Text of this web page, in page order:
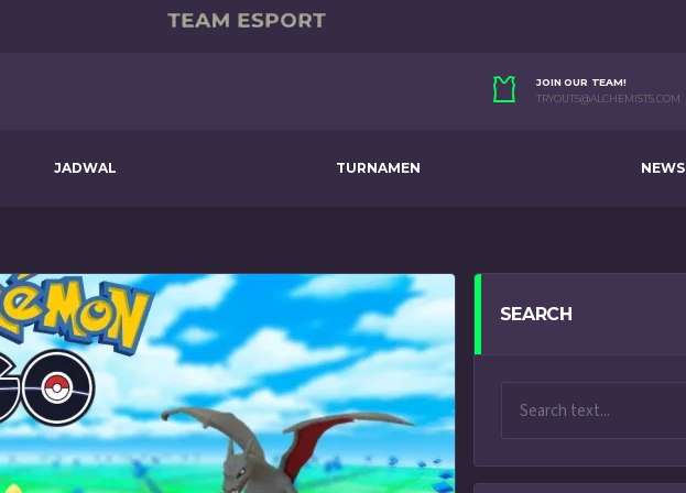
JOIN OUR TEAM!
TRYOUTS@ALCHEMISTS.COM
JADWAL TURNAMEN NEWS
SEARCH